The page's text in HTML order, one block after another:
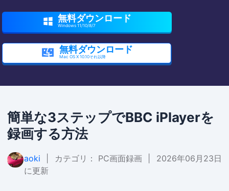
 無料ダウンロード
Windows 11/10/8/7
 無料ダウンロード
Mac OS X 10.10それ以降
簡単な3ステップでBBC iPlayerを
録画する方法
aoki カテゴリ： PC画面録画
2026年06月23日
に更新